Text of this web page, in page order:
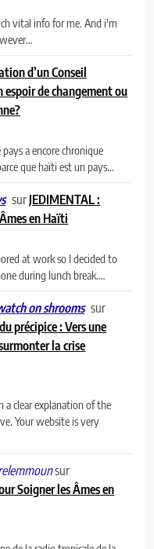
vital info for me. And i'm
d’un Conseil
de changement ou
a encore chronique
que haïti est un pays…
surJEDIMENTAL :
en Haïti
at work so I decided to
during lunch break.…
on shrooms sur
précipice : Vers une
la crise
clear explanation of the
Your website is very
sur
Soigner les Âmes en